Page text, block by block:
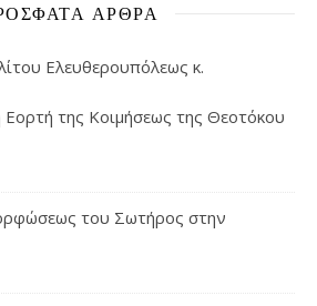
ΆΡΘΡΑ
Ελευθερουπόλεως κ.
της Κοιμήσεως της Θεοτόκου
του Σωτήρος στην